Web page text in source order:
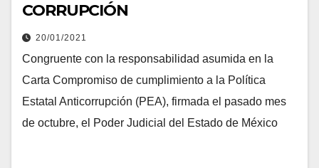
CORRUPCIÓN
20/01/2021
Congruente con la responsabilidad asumida en la
Carta Compromiso de cumplimiento a la Política
Estatal Anticorrupción (PEA), firmada el pasado mes
de octubre, el Poder Judicial del Estado de México